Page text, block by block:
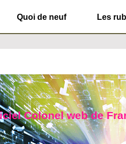
Quoi de neuf Les
Colonel web de